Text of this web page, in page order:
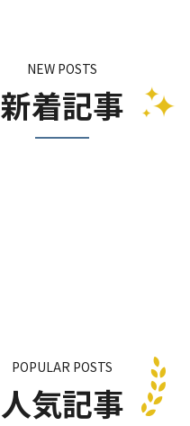
NEW POSTS
新着記事
POPULAR POSTS
人気記事